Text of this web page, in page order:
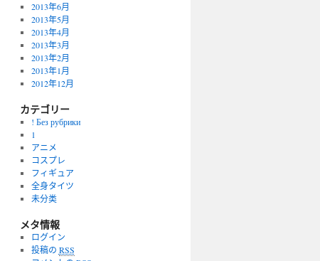
2013年6月
2013年5月
2013年4月
2013年3月
2013年2月
2013年1月
2012年12月
カテゴリー
! Без рубрики
1
アニメ
コスプレ
フィギュア
全身タイツ
未分类
メタ情報
ログイン
投稿の RSS